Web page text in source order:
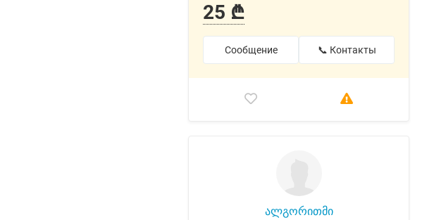
25 ₾
Сообщение 📞 Контакты
ალგორითმი